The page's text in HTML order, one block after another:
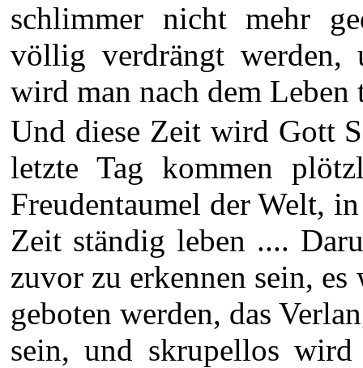
schlimmer nicht mehr
völlig verdrängt werden,
wird man nach dem Leben
Und diese Zeit wird Gott
letzte Tag kommen
Freudentaumel der Welt,
Zeit ständig leben ....
zuvor zu erkennen sein,
geboten werden, das
sein, und skrupellos